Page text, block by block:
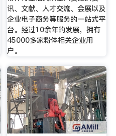
讯、文献、人才交流、会展以及
企业电子商务等服务的一站式平
台。经过10余年的发展，拥有
45000多家粉体相关企业用
户。